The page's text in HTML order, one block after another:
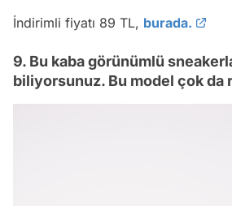
İndirimli fiyatı 89 TL, burada.
9. Bu kaba görünümlü
biliyorsunuz. Bu model çok da